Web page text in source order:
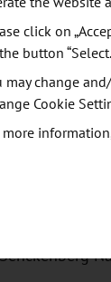
in
Ausrüstung.
für
mit der
click on
button
may change
Cookie
more